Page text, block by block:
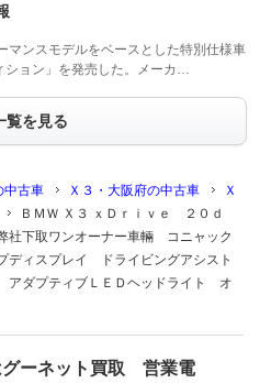
マンスモデルをベースとした特別仕様車
ション」を発売した。メーカ…
覧を見る
中古車 Ｘ３・大阪府の中古車
Ｘ
ＢＭＷ Ｘ３ ｘＤｒｉｖｅ ２０ｄ
下取ワンオーナー車輛 コニャック
ィスプレイ ドライビングアシスト
ダプティブＬＥＤヘッドライト オ
グーネット買取 営業電